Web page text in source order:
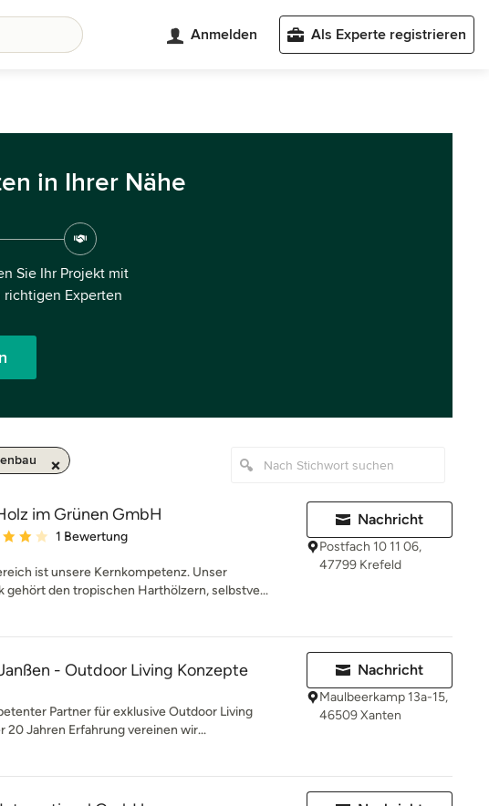
Anmelden Als Experte registrieren
in Ihrer Nähe
Sie Ihr Projekt mit
richtigen Experten
im Grünen GmbH
Bewertung: 4 von 5 Sternen
1 Bewertung
ist unsere Kernkompetenz. Unser
gehört den tropischen Harthölzern, selbstve...
Nachricht
Postfach 10 11 06,
47799 Krefeld
- Outdoor Living Konzepte
Partner für exklusive Outdoor Living
20 Jahren Erfahrung vereinen wir...
Nachricht
Maulbeerkamp 13a-15,
46509 Xanten